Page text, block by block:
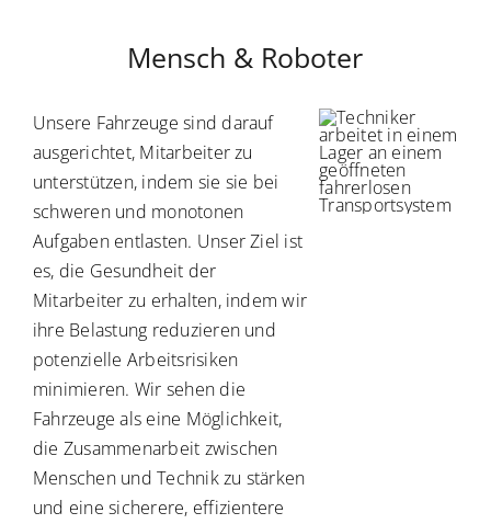
Unsere Fahrzeuge sind darauf
ausgerichtet, Mitarbeiter zu
unterstützen, indem sie sie bei
schweren und monotonen
Aufgaben entlasten. Unser Ziel ist
es, die Gesundheit der
Mitarbeiter zu erhalten, indem wir
ihre Belastung reduzieren und
potenzielle Arbeitsrisiken
minimieren. Wir sehen die
Fahrzeuge als eine Möglichkeit,
die Zusammenarbeit zwischen
Menschen und Technik zu stärken
und eine sicherere, effizientere